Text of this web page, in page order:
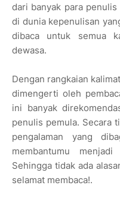
dari banyak para
di dunia kepenulisan
dibaca untuk semua
dewasa.
Dengan rangkaian
dimengerti oleh
ini banyak
penulis pemula. Secara
pengalaman yang
membantumu
Sehingga tidak ada
selamat membaca!.